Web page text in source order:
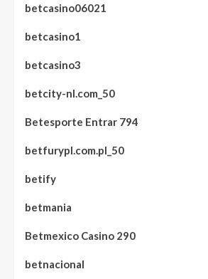
betcasino06021
betcasino1
betcasino3
betcity-nl.com_50
Betesporte Entrar 794
betfurypl.com.pl_50
betify
betmania
Betmexico Casino 290
betnacional